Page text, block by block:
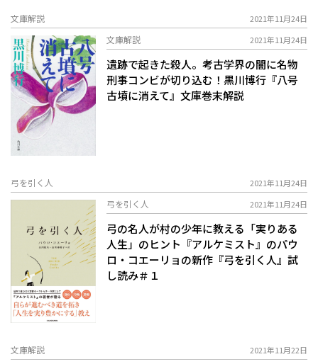
文庫解説 2021年11月24日
文庫解説 2021年11月24日
遺跡で起きた殺人。考古学界の闇に名物
刑事コンビが切り込む！――黒川博行『八号
古墳に消えて』文庫巻末解説
弓を引く人 2021年11月24日
弓を引く人 2021年11月24日
弓の名人が村の少年に教える「実りある
人生」のヒント――『アルケミスト』のパウ
ロ・コエーリョの新作『弓を引く人』試
し読み＃１
文庫解説 2021年11月22日